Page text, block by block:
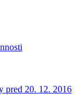
pred 20. 12. 2016